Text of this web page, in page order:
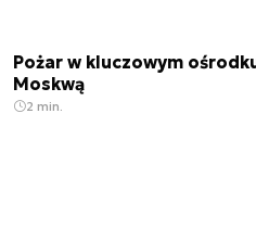
Pożar w kluczowym
Moskwą
2 min.